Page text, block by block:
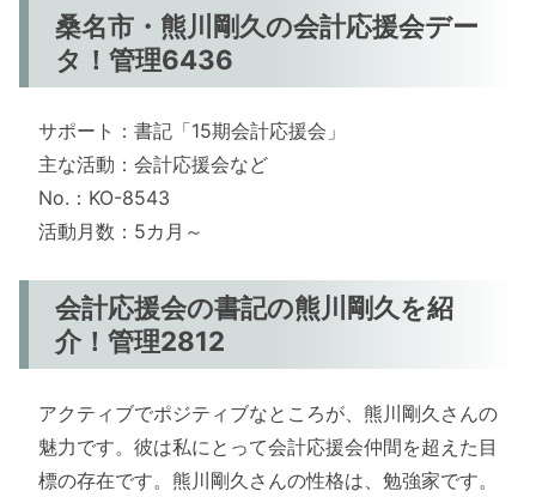
桑名市・熊川剛久の会計応援会デー
タ！管理6436
サポート：書記「15期会計応援会」
主な活動：会計応援会など
No.：KO-8543
活動月数：5カ月～
会計応援会の書記の熊川剛久を紹
介！管理2812
アクティブでポジティブなところが、熊川剛久さんの
魅力です。彼は私にとって会計応援会仲間を超えた目
標の存在です。熊川剛久さんの性格は、勉強家です。